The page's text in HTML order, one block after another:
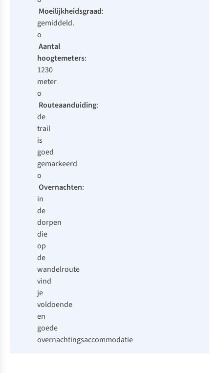
Moeilijkheidsgraad:
gemiddeld.
o
Aantal
hoogtemeters:
1230
meter
o
Routeaanduiding:
de
trail
is
goed
gemarkeerd
o
Overnachten:
in
de
dorpen
die
op
de
wandelroute
vind
je
voldoende
en
goede
overnachtingsaccommodatie